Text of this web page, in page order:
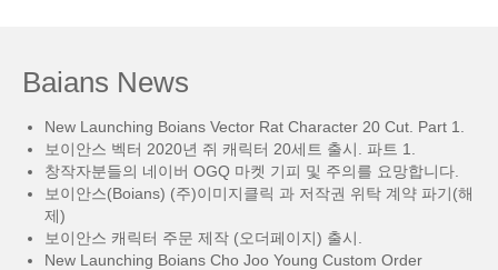
Baians News
New Launching Boians Vector Rat Character 20 Cut. Part 1.
보이안스 벡터 2020년 쥐 캐릭터 20세트 출시. 파트 1.
창작자분들의 네이버 OGQ 마켓 기피 및 주의를 요망합니다.
보이안스(Boians) (주)이미지클릭 과 저작권 위탁 계약 파기(해
제)
보이안스 캐릭터 주문 제작 (오더페이지) 출시.
New Launching Boians Cho Joo Young Custom Order